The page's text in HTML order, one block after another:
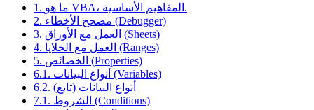
1. ما هو VBA، المفاهيم الأساسية.
2. مصحح الأخطاء (Debugger)
3. العمل مع الأوراق (Sheets)
4. العمل مع الخلايا (Ranges)
5. الخصائص (Properties)
6.1. أنواع البيانات (Variables)
6.2. أنواع البيانات (تابع)
7.1. الشروط (Conditions)